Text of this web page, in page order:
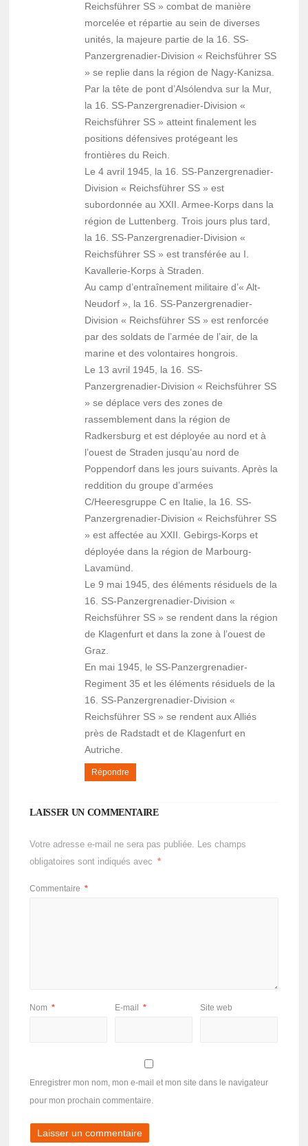
Reichsführer SS » combat de manière
morcelée et répartie au sein de diverses
unités, la majeure partie de la 16. SS-
Panzergrenadier-Division « Reichsführer SS
» se replie dans la région de Nagy-Kanizsa.
Par la tête de pont d’Alsólendva sur la Mur,
la 16. SS-Panzergrenadier-Division «
Reichsführer SS » atteint finalement les
positions défensives protégeant les
frontières du Reich.
Le 4 avril 1945, la 16. SS-Panzergrenadier-
Division « Reichsführer SS » est
subordonnée au XXII. Armee-Korps dans la
région de Luttenberg. Trois jours plus tard,
la 16. SS-Panzergrenadier-Division «
Reichsführer SS » est transférée au I.
Kavallerie-Korps à Straden.
Au camp d’entraînement militaire d’« Alt-
Neudorf », la 16. SS-Panzergrenadier-
Division « Reichsführer SS » est renforcée
par des soldats de l’armée de l’air, de la
marine et des volontaires hongrois.
Le 13 avril 1945, la 16. SS-
Panzergrenadier-Division « Reichsführer SS
» se déplace vers des zones de
rassemblement dans la région de
Radkersburg et est déployée au nord et à
l’ouest de Straden jusqu’au nord de
Poppendorf dans les jours suivants. Après la
reddition du groupe d’armées
C/Heeresgruppe C en Italie, la 16. SS-
Panzergrenadier-Division « Reichsführer SS
» est affectée au XXII. Gebirgs-Korps et
déployée dans la région de Marbourg-
Lavamünd.
Le 9 mai 1945, des éléments résiduels de la
16. SS-Panzergrenadier-Division «
Reichsführer SS » se rendent dans la région
de Klagenfurt et dans la zone à l’ouest de
Graz.
En mai 1945, le SS-Panzergrenadier-
Regiment 35 et les éléments résiduels de la
16. SS-Panzergrenadier-Division «
Reichsführer SS » se rendent aux Alliés
près de Radstadt et de Klagenfurt en
Autriche.
Répondre
LAISSER UN COMMENTAIRE
Votre adresse e-mail ne sera pas publiée. Les champs
obligatoires sont indiqués avec
*
Commentaire *
Nom * E-mail * Site web
Enregistrer mon nom, mon e-mail et mon site dans le navigateur
pour mon prochain commentaire.